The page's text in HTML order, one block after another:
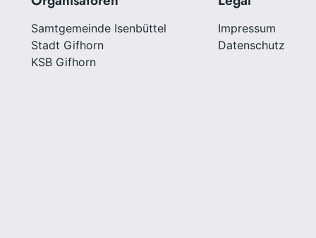
Samtgemeinde Isenbüttel
Stadt Gifhorn
KSB Gifhorn
Impressum
Datenschutz